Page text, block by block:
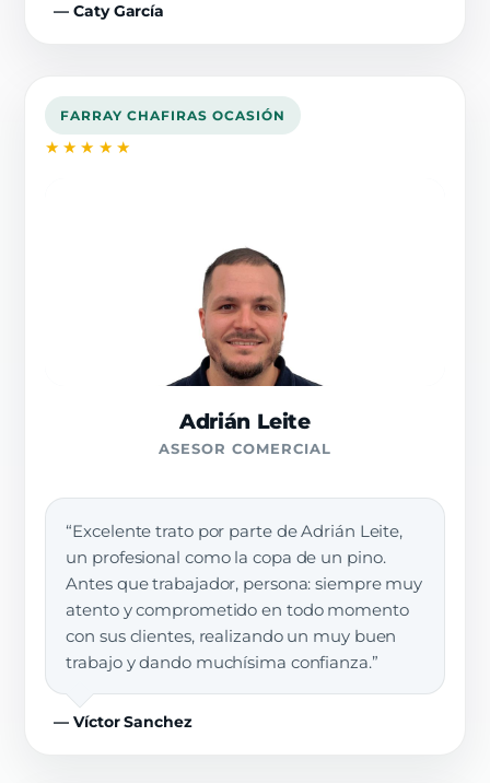
— Caty García
FARRAY CHAFIRAS OCASIÓN
★★★★★
Adrián Leite
ASESOR COMERCIAL
“Excelente trato por parte de Adrián Leite,
un profesional como la copa de un pino.
Antes que trabajador, persona: siempre muy
atento y comprometido en todo momento
con sus clientes, realizando un muy buen
trabajo y dando muchísima confianza.”
— Víctor Sanchez